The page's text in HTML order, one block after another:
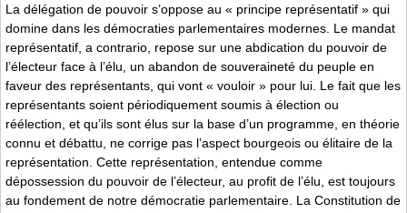
La délégation de pouvoir s’oppose au « principe représentatif » qui
domine dans les démocraties parlementaires modernes. Le mandat
représentatif, a contrario, repose sur une abdication du pouvoir de
l’électeur face à l’élu, un abandon de souveraineté du peuple en
faveur des représentants, qui vont « vouloir » pour lui. Le fait que les
représentants soient périodiquement soumis à élection ou
réélection, et qu’ils sont élus sur la base d’un programme, en théorie
connu et débattu, ne corrige pas l’aspect bourgeois ou élitaire de la
représentation. Cette représentation, entendue comme
dépossession du pouvoir de l’électeur, au profit de l’élu, est toujours
au fondement de notre démocratie parlementaire. La Constitution de